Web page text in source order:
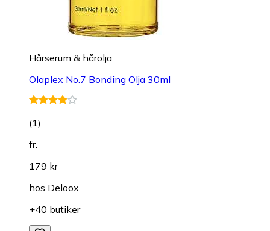
Hårserum & hårolja
Olaplex No.7 Bonding Olja 30ml
(1)
fr.
179 kr
hos Deloox
+40 butiker